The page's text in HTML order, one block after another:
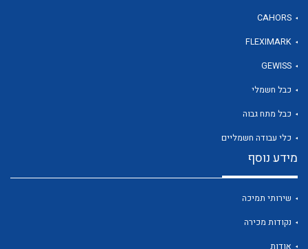
CAHORS
FLEXIMARK
GEWISS
כבל חשמלי
כבל מתח גבוה
כלי עבודה חשמליים
מידע נוסף
שירותי תמיכה
נקודות מכירה
אודות